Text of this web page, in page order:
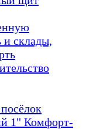
и склады,
1" Комфорт-